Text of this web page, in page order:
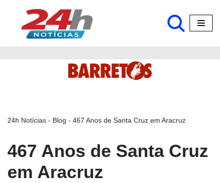
Pular
24h Notícias - Blog - 467 Anos de Santa Cruz em Aracruz
467 Anos de Santa Cruz
em Aracruz